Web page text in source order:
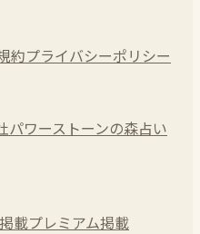
約プライバシーポリシー
パワーストーンの森占い
載プレミアム掲載